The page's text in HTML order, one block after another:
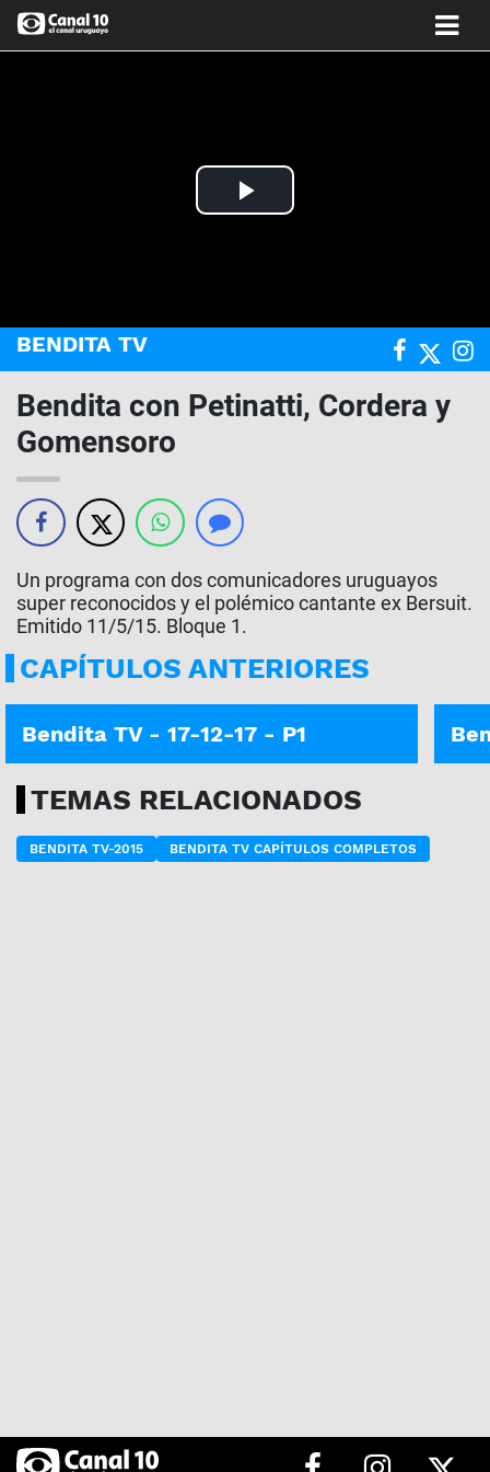
Play
BENDITA TV
Bendita con Petinatti, Cordera y
Gomensoro
Un programa con dos comunicadores uruguayos
super reconocidos y el polémico cantante ex Bersuit.
Emitido 11/5/15. Bloque 1.
CAPÍTULOS ANTERIORES
Bendita TV - 17-12-17 - P1
TEMAS RELACIONADOS
BENDITA TV-2015 BENDITA TV CAPÍTULOS COMPLETOS